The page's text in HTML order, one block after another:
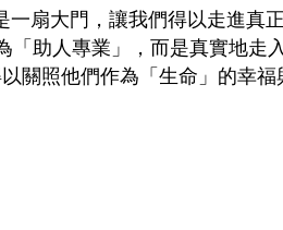
一扇大門，讓我們得以走進真
「助人專業」，而是真實地走
關照他們作為「生命」的幸福